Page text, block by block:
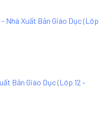
- Nhà Xuất Bản Giáo Dục(Lớp
Bản Giáo Dục(Lớp 12 -